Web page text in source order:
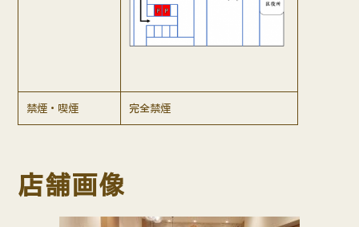
禁煙・喫煙 完全禁煙
店舗画像